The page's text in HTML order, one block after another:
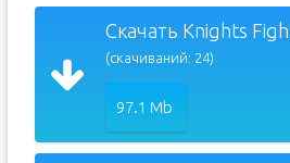
Скачать Knights
(скачиваний: 24)
97.1 Mb